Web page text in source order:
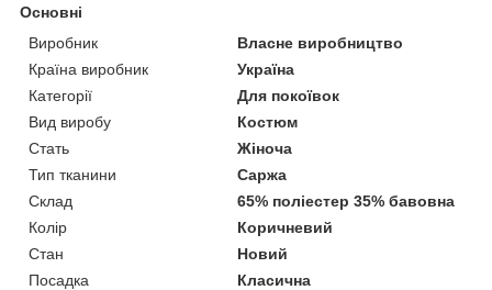
Основні
Виробник
Власне виробництво
Країна виробник
Україна
Категорії
Для покоївок
Вид виробу
Костюм
Стать
Жіноча
Тип тканини
Саржа
Склад
65% поліестер 35% бавовна
Колір
Коричневий
Стан
Новий
Посадка
Класична